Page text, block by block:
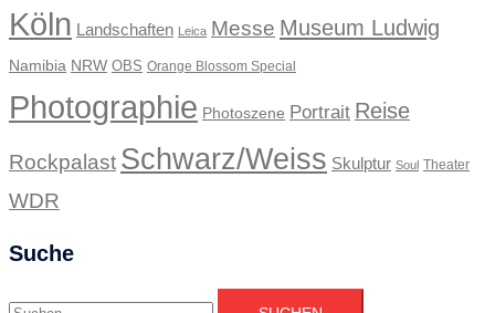
Köln Landschaften Leica Messe Museum Ludwig
Namibia NRW OBS Orange Blossom Special
Photographie Photoszene Portrait Reise
Rockpalast Schwarz/Weiss Skulptur Soul Theater
WDR
Suche
Suchen